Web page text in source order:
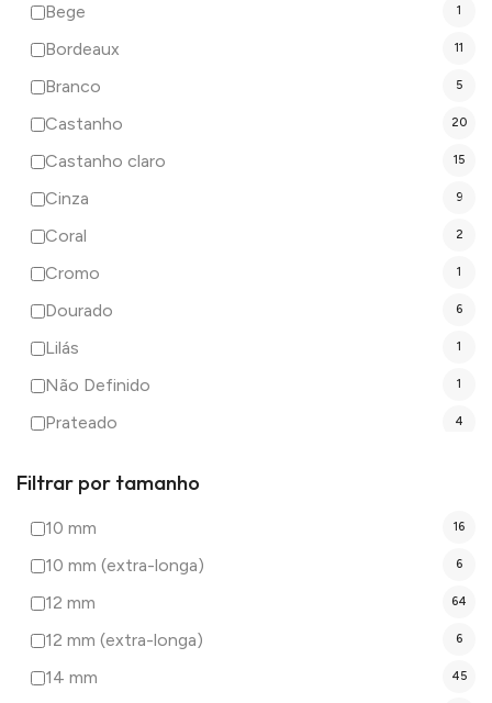
Bege 1
Bordeaux 11
Branco 5
Castanho 20
Castanho claro 15
Cinza 9
Coral 2
Cromo 1
Dourado 6
Lilás 1
Não Definido 1
Prateado 4
Rosa
Rosa Pálido 1
Roxo 3
Turquesa 1
Verde 18
Verde claro 3
Filtrar por tamanho
10 mm 16
10 mm (extra-longa) 6
12 mm 64
12 mm (extra-longa) 6
14 mm 45